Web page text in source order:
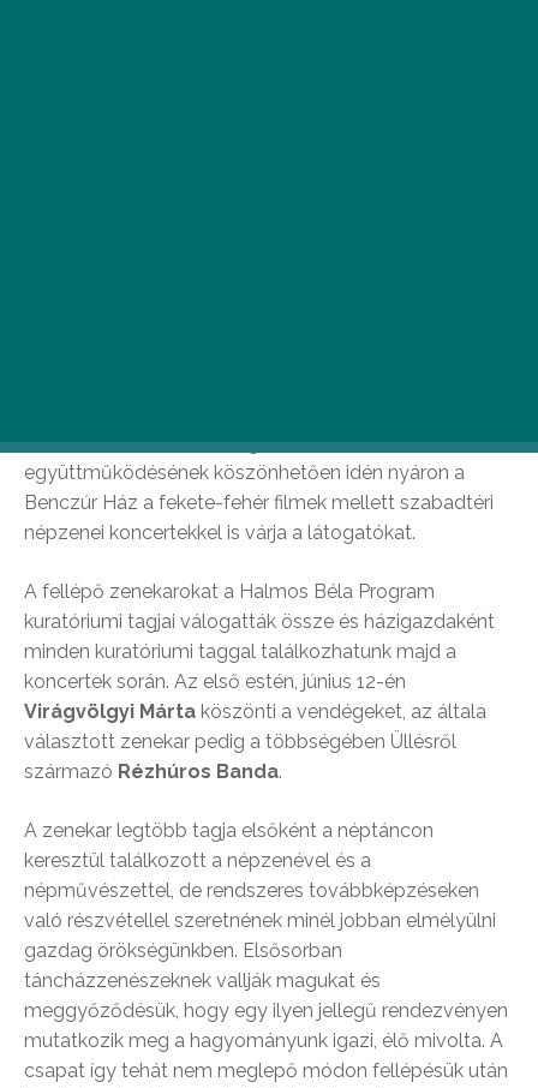
Az NKAHalmos Béla Programés aBenczúr Kerti Esték
együttműködésének köszönhetően idén nyáron a
Benczúr Ház a fekete-fehér filmek mellett szabadtéri
népzenei koncertekkel is várja a látogatókat.
A fellépő zenekarokat a Halmos Béla Program
kuratóriumi tagjai válogatták össze és házigazdaként
minden kuratóriumi taggal találkozhatunk majd a
koncertek során. Az első estén, június 12-én
Virágvölgyi Márta köszönti a vendégeket, az általa
választott zenekar pedig a többségében Üllésről
származó Rézhúros Banda.
A zenekar legtöbb tagja elsőként a néptáncon
keresztül találkozott a népzenével és a
népművészettel, de rendszeres továbbképzéseken
való részvétellel szeretnének minél jobban elmélyülni
gazdag örökségünkben. Elsősorban
táncházzenészeknek vallják magukat és
meggyőződésük, hogy egy ilyen jellegű rendezvényen
mutatkozik meg a hagyományunk igazi, élő mivolta. A
csapat így tehát nem meglepő módon fellépésük után